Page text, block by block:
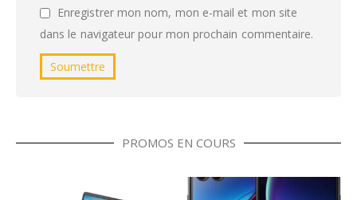
Enregistrer mon nom, mon e-mail et mon site
dans le navigateur pour mon prochain commentaire.
PROMOS EN COURS